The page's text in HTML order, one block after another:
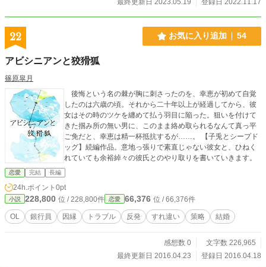
最終更新日 2023.05.19 登録日 2022.11.17
22 お気に入り追加 54
アビシニアンと狡猾狐
篠原皐月
後悔という名の棘が胸に刺さったのを、幸恵が初めて自覚
したのは六歳の頃。それから二十年以上が経過してから、彼
女はその時のツケを纏めて払う羽目に陥った。狙いを付けて
きた掴み所の無い男に、このまま絡め取られるなんて真っ平
ご免だと、幸恵は精一杯抵抗するが……。 【子兎とシープド
ッグ】続編作品。意地っ張りで素直じゃない彼女と、ひねく
れていても余裕綽々の彼氏とのやり取りを書いていきます。
恋愛 完結 長編
24h.ポイント 0pt
小説 228,800 位 / 228,800件 恋愛 66,376 位 / 66,376件
OL 銀行員 因縁 トラブル 反発 すれ違い 策略 結婚
感想数 0
文字数 226,965
最終更新日 2016.04.23
登録日 2016.04.18